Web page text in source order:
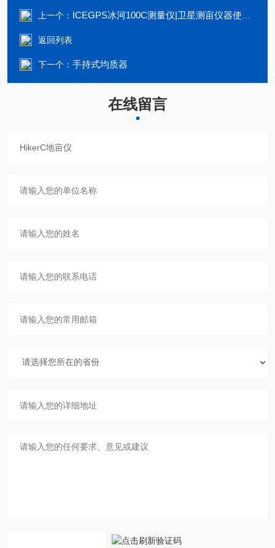
上一个： ICEGPS冰河100C测量仪|卫星测亩仪器使用方法
返回列表
下一个： 手持式均质器
在线留言